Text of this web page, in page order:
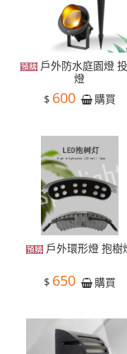
戶外防水庭園燈
燈
$ 600 購買
戶外環形燈 抱樹
$ 650 購買